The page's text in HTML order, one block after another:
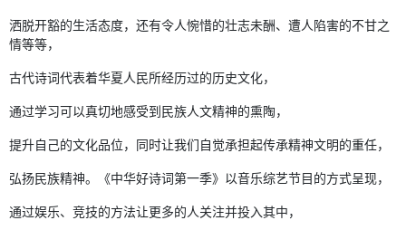
洒脱开豁的生活态度，还有令人惋惜的壮志未酬、遭人陷害的不甘之
情等等，
古代诗词代表着华夏人民所经历过的历史文化，
通过学习可以真切地感受到民族人文精神的熏陶，
提升自己的文化品位，同时让我们自觉承担起传承精神文明的重任，
弘扬民族精神。《中华好诗词第一季》以音乐综艺节目的方式呈现，
通过娱乐、竞技的方法让更多的人关注并投入其中，